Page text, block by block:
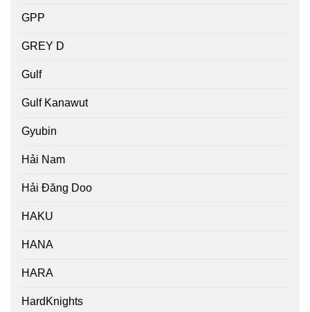
GPP
GREY D
Gulf
Gulf Kanawut
Gyubin
Hải Nam
Hải Đăng Doo
HAKU
HANA
HARA
HardKnights